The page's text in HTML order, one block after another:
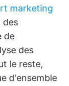
marketing
des
de
des
le reste,
d'ensemble